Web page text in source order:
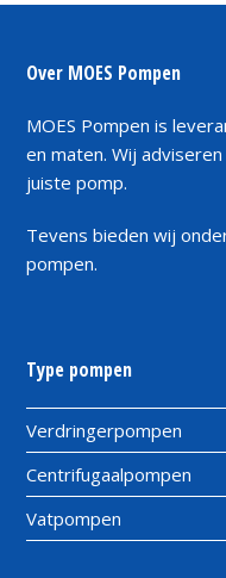
Over MOES Pompen
MOES Pompen is
en maten. Wij
juiste pomp.
Tevens bieden wij
pompen.
Type pompen
Verdringerpompen
Centrifugaalpompen
Vatpompen